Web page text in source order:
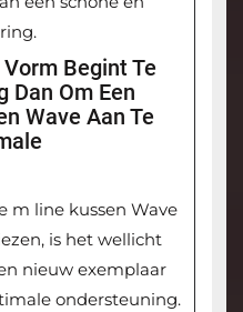
Begint Te
Dan Om Een
Wave Aan Te
m line kussen Wave
is het wellicht
nieuw exemplaar
ondersteuning.